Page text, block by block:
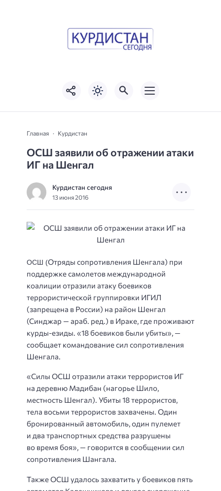
Главная Курдистан
ОСШ заявили об отражении атаки
ИГ на Шенгал
Курдистан сегодня
13 июня 2016
ОСШ (Отряды сопротивления Шенгала) при
поддержке самолетов международной
коалиции отразили атаку боевиков
террористической группировки ИГИЛ
(запрещена в России) на район Шенгал
(Синджар — араб. ред.) в Ираке, где проживают
курды-езиды. «18 боевиков были убиты», —
сообщает командование сил сопротивления
Шенгала.
«Силы ОСШ отразили атаки террористов ИГ
на деревню Мадибан (нагорье Шило,
местность Шенгал). Убиты 18 террористов,
тела восьми террористов захвачены. Один
бронированный автомобиль, один пулемет
и два транспортных средства разрушены
во время боя», — говорится в сообщении сил
сопротивления Шангала.
Также ОСШ удалось захватить у боевиков пять